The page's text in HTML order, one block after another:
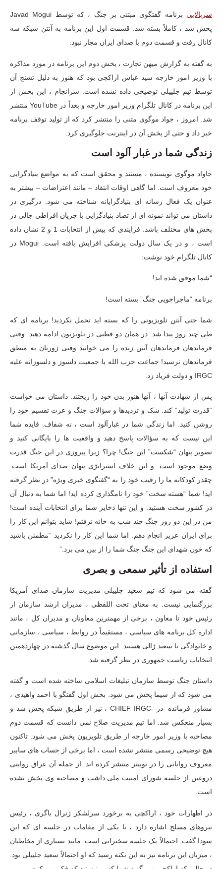
سربالایی
برنامه گفتگوی مبتنی بر جنگ ، که توسط Javad Mogui
پخش شد ، کاملاً بسته شد. قسمت اول این برنامه به آنتن شبکه سه
کانال رفت و قسمت دوم با صدای ایران مجاز نبود.
به گفته به گزارش میهن تجارت ، بخش دوم این برنامه در مورد مذاکره
با وزیر امور خارجه سید عباس اراکچی بود که هنوز به دلیل تشنج آن
توسط تیم جلییلی توضیحی داده نشده است. سرانجام ، این بخش از
این برنامه در کانال تلگرام وزیر امور خارجه و بعداً در YouTube منتشر
شد. امروز ، جواد موگوی متنی را منتشر کرد که از تولید توقف برنامه
خبر داد و حتی از پخش آن در اینترنت جلوگیری کرد.
زندگی شما در غبار آلود است
جاواد موگوی نویسنده ، مستند و محقق است که به مواضع بنیادگرایی
خود معروف است. اما گاهی اوقات انتقاد – مانند اعتراضات – بیشتر به
عنوان یک فعال رسانه ای بنیادگرایانه شناخته می شود. درگیری در
داستان می تواند نمونه ای از تضاد بنیادگرایی با جریان افراطی جالی در
بخش های مختلف باشد. فرایندی که بیش از انتخابات 1 و 2 نشان داده
است ، و در یک سال دولت پزشکی افزایش یافته است. Mogui در
کانال تلگرام خود نوشت:
“شما موفق شده اید!
برنامه “ماجراجویی جنگ” بسته است!
شما حتی آنتن تلویزیونی را که بسته اید تحمل نکردید! برنامه ای که
طی چند روز پیدا شد. در همان دو قطبی در تلویزیون ادامه دهید. وقتی
فرماندهان فرماندهان آنتن زنده را می خوانید وقتی زورتان به منطق
فرماندهان نرسید! جماعت حزب الله با جمعیت دلسوز و دلسوزانه علیه
IRGC و دولت فریاد زد.
پس از شهادت آنها ، آنها هنوز بدن خود را ریختند. داستان می خواست
“قدرت تولید” کند. شک و تردیدها و سؤالات جنگ و عزت تقسیم خود را
روشن کنید. اما زندگی شما در غبارآلود است ، نه شفاف. فایده شما
این نیست که به سؤالات پاسخ دهید و واقعیت ها را بایگانی کنید و
تصویر پنهان “شکست” این جنگ! چرا؟ زیرا پیروزی در این جنگ قدرت
وضع موجود است. و این خلاف استراتژی پنهان صدای آمریکا است.
چقدر کودکانه ما را رقیب خود را به “گفتگوی خبری ویژه” در نظر گرفته
اید! شما “هسته سخت” خود را نامگذاری کرده اید! اما شما به دنبال آن
در کشور سخت هستید. و این تنها ذخایر شما برای انتخابات آینده است!
من در این دو روز جنگ چند شب به خانه نرفتم! شاید بتوانم این کار را
برای ایران عزیز انجام دهم. اما شما این کار را نکردید “مطمئن باشید
که خون شهدای این جنگ جنگ شما را از بین می برد.”
استفاده از تأثیر سمعی و بصری
گفته می شود که تیم سعید جلییلی مدیریت سازمان صدای آمریکا
بزرگنمایی نیست. به معنای تحت اللفظی ، مدیران ارشد سازمان از
رئیس خود تا معاون ، برخی از مهمترین معاونان و مدیران کل ، مانند
اداره کل برنامه های سیاسی ، مستقیماً در روابط ، سیاسی ، سازمانی
و خانوادگی با سعید ژالی هستند. این موضوع سال گذشته در چهاردهمین
انتخابات ریاست جمهوری در نظر گرفته شد.
داستان جنگ توسط سازمان تبلیغات اسلامی ساخته شده است و گفته
می شود که از سیما پخش می شود. بخش اول گفتگو با احمد واهیدی ،
مشاور فرمانده -در -CHIEF IRGC ، نیز از طریق شبکه پخش شد و
بسیار منعکس شد. اما تیم مدیریت صلاح نمی دانست که قسمت دوم
مصاحبه با وزیر امور خارجه از طریق تلویزیون پخش می شود. تاکنون
هیچ توضیحی رسمی منتشر نشده است ، اما برخی از حساب های سایبر
معروف روایاتی را در توییتر منتشر کرده اند. از جمله آن عراق روایتی
دروغین از جلسه شورای امنیت ملی داشت و مصاحبه وی پخش نشده
است.
در اظهارات خود ، اراكچی به برخورد سرلشکر ژنرال باگری ، رئیس
نیروهای مسلح اشاره دارد ، با یكی از مقامات در جلسه ای كه این
سودا گفت: احتمالاً یک جلسه سخنرانی است. مانند بسیاری از مخاطبان
، میزبان این برنامه نیز به این نکته رسید که او احتمالاً سعید جلییلی بود.